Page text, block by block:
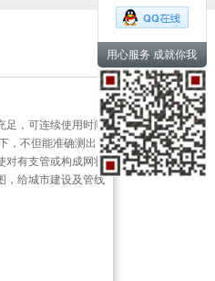
足，可连续使用时间
，不但能准确测出
对有支管或构成网状
，给城市建设及管线
用心服务 成就你我